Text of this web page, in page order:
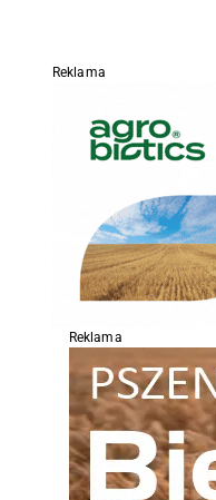
Reklama
Reklama